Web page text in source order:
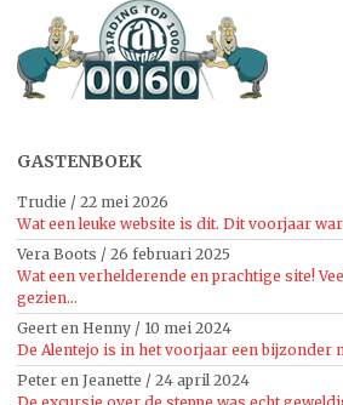
GASTENBOEK
Trudie / 22 mei 2026
Wat een leuke website is dit. Dit voorjaar
Vera Boots / 26 februari 2025
Wat een verhelderende en prachtige site!
gezien...
Geert en Henny / 10 mei 2024
De Alentejo is in het voorjaar een bijzonder
Peter en Jeanette / 24 april 2024